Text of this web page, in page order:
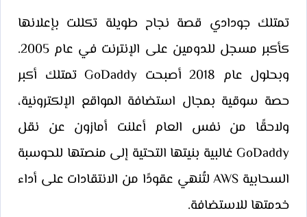
تمتلك جودادي قصة نجاح طويلة تكللت بإعلانها
كأكبر مسجل للدومين على الإنترنت في عام 2005.
وبحلول عام 2018 أصبحت GoDaddy تمتلك أكبر
حصة سوقية بمجال استضافة المواقع الإلكترونية،
ولاحقًا من نفس العام أعلنت أمازون عن نقل
GoDaddy غالبية بنيتها التحتية إلى منصتها للحوسبة
السحابية AWS لتُنهي عقودًا من الانتقادات على أداء
خدمتها للاستضافة.